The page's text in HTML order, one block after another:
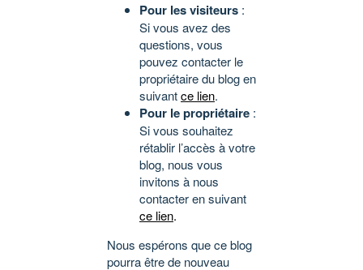
Pour les visiteurs :
Si vous avez des
questions, vous
pouvez contacter le
propriétaire du blog en
suivantce lien.
Pour le propriétaire :
Si vous souhaitez
rétablir l’accès à votre
blog, nous vous
invitons à nous
contacter en suivant
ce lien.
Nous espérons que ce blog
pourra être de nouveau